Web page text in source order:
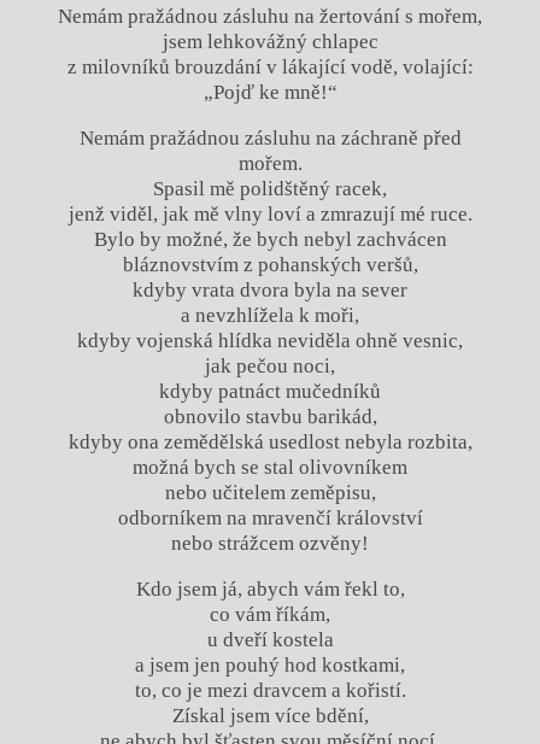
Nemám pražádnou zásluhu na žertování s mořem,
jsem lehkovážný chlapec
z milovníků brouzdání v lákající vodě, volající:
„Pojď ke mně!“
Nemám pražádnou zásluhu na záchraně před
mořem.
Spasil mě polidštěný racek,
jenž viděl, jak mě vlny loví a zmrazují mé ruce.
Bylo by možné, že bych nebyl zachvácen
bláznovstvím z pohanských veršů,
kdyby vrata dvora byla na sever
a nevzhlížela k moři,
kdyby vojenská hlídka neviděla ohně vesnic,
jak pečou noci,
kdyby patnáct mučedníků
obnovilo stavbu barikád,
kdyby ona zemědělská usedlost nebyla rozbita,
možná bych se stal olivovníkem
nebo učitelem zeměpisu,
odborníkem na mravenčí království
nebo strážcem ozvěny!
Kdo jsem já, abych vám řekl to,
co vám říkám,
u dveří kostela
a jsem jen pouhý hod kostkami,
to, co je mezi dravcem a kořistí.
Získal jsem více bdění,